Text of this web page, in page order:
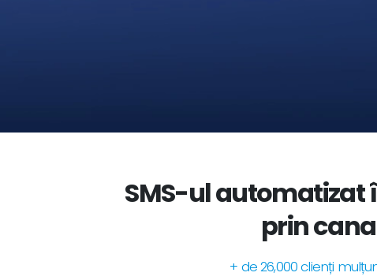
SMS-ul automatizat
prin
+ de 26,000 clienți